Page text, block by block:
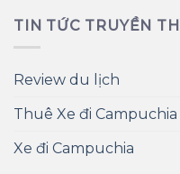
TIN TỨC TRUYỀN
Review du lịch
Thuê Xe đi Campuchia
Xe đi Campuchia